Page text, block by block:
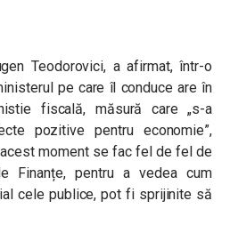
Teodorovici, a afirmat, într-o
pe care îl conduce are în
fiscală, măsură care „s-a
pozitive pentru economie”,
moment se fac fel de fel de
Finanțe, pentru a vedea cum
cele publice, pot fi sprijinite să